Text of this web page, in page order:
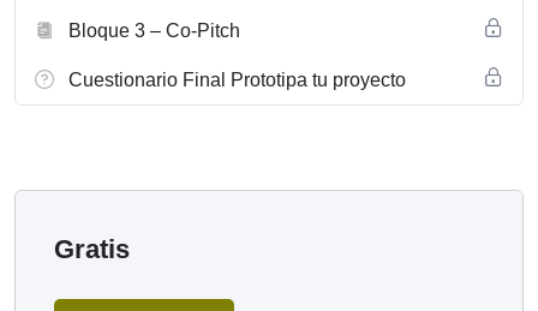
Bloque 3 – Co-Pitch
Cuestionario Final Prototipa tu proyecto
Gratis